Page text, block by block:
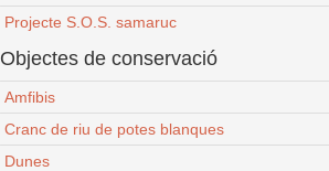
Projecte S.O.S. samaruc
Objectes de conservació
Amfibis
Cranc de riu de potes blanques
Dunes